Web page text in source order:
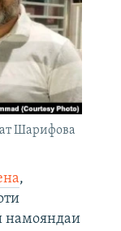
Шарифова
,
намояндаи